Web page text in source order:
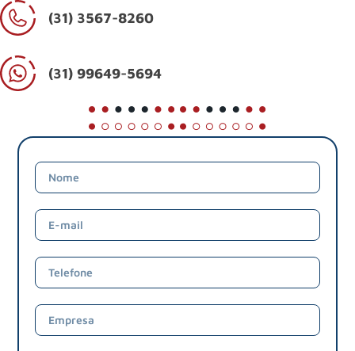
(31) 3567-8260
(31) 99649-5694